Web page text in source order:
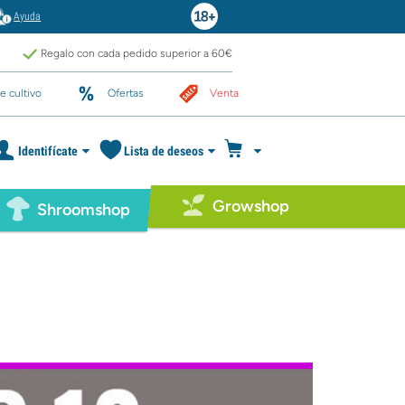
Ayuda
Regalo con cada pedido superior a 60€
cultivo Ofertas Venta
Identifícate Lista de deseos
Shroomshop Growshop